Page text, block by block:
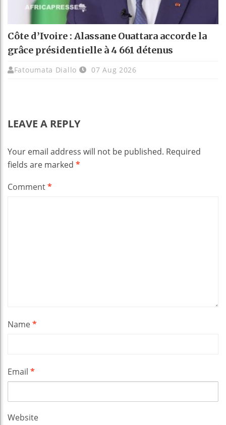
Côte d’Ivoire : Alassane Ouattara accorde la
grâce présidentielle à 4 661 détenus
Fatoumata Diallo 07 Aug 2026
LEAVE A REPLY
Your email address will not be published. Required
fields are marked *
Comment*
Name*
Email *
Website